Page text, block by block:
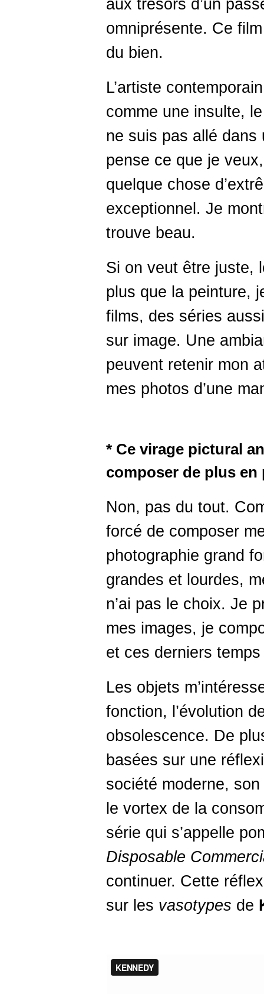
aux trésors d’un
omniprésente. Ce
du bien.
L’artiste
comme une insulte,
ne suis pas allé dans
pense ce que je
quelque chose
exceptionnel. Je
trouve beau.
Si on veut être juste,
plus que la peinture,
films, des séries
sur image. Une
peuvent retenir mon
mes photos d’une
* Ce virage pictural
composer de plus en
Non, pas du tout.
forcé de composer
photographie grand
grandes et lourdes,
n’ai pas le choix. Je
mes images, je
et ces derniers
Les objets
fonction, l’évolution
obsolescence. De
basées sur une
société moderne,
le vortex de la
série qui s’appelle
Disposable
continuer. Cette
sur les vasotypes de